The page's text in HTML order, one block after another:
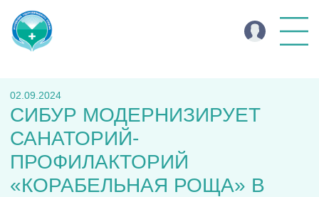
02.09.2024
СИБУР МОДЕРНИЗИРУЕТ
САНАТОРИЙ-
ПРОФИЛАКТОРИЙ
«КОРАБЕЛЬНАЯ РОЩА» В